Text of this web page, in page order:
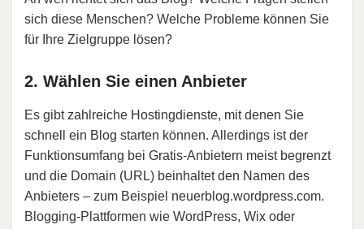
sich diese Menschen? Welche Probleme können Sie
für Ihre Zielgruppe lösen?
2. Wählen Sie einen Anbieter
Es gibt zahlreiche Hostingdienste, mit denen Sie
schnell ein Blog starten können. Allerdings ist der
Funktionsumfang bei Gratis-Anbietern meist begrenzt
und die Domain (URL) beinhaltet den Namen des
Anbieters – zum Beispiel neuerblog.wordpress.com.
Blogging-Plattformen wie WordPress, Wix oder